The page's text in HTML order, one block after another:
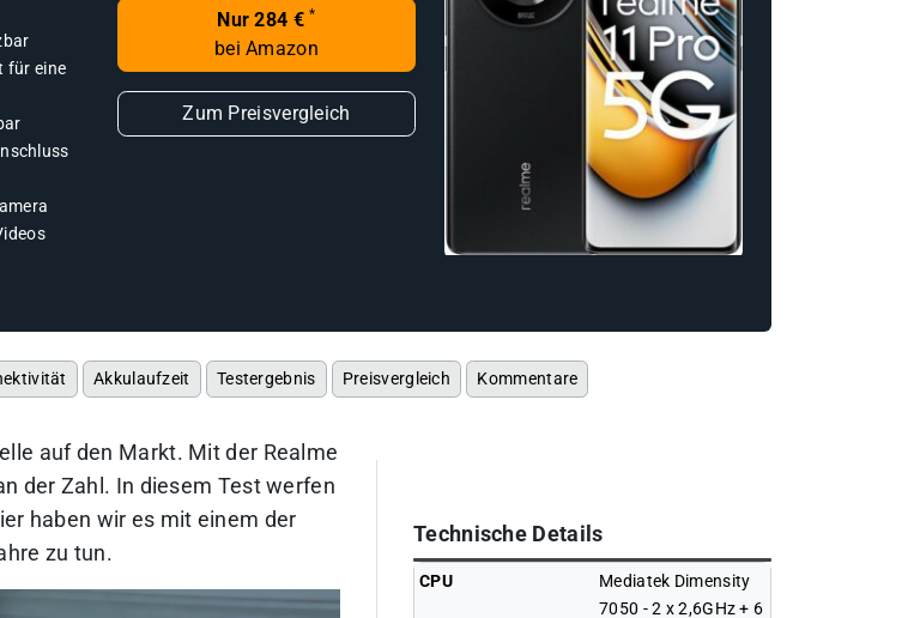
für eine
Nur 284 € *
bei Amazon
Zum Preisvergleich
Akkulaufzeit Testergebnis Preisvergleich Kommentare
auf den Markt. Mit der Realme
der Zahl. In diesem Test werfen
haben wir es mit einem der
zu tun.
Technische Details
CPU
Mediatek Dimensity
7050 - 2 x 2,6GHz + 6